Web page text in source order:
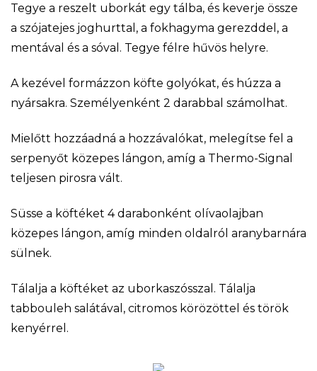
Tegye a reszelt uborkát egy tálba, és keverje össze
a szójatejes joghurttal, a fokhagyma gerezddel, a
mentával és a sóval. Tegye félre hűvös helyre.
A kezével formázzon köfte golyókat, és húzza a
nyársakra. Személyenként 2 darabbal számolhat.
Mielőtt hozzáadná a hozzávalókat, melegítse fel a
serpenyőt közepes lángon, amíg a Thermo-Signal
teljesen pirosra vált.
Süsse a köftéket 4 darabonként olívaolajban
közepes lángon, amíg minden oldalról aranybarnára
sülnek.
Tálalja a köftéket az uborkaszósszal. Tálalja
tabbouleh salátával, citromos körözöttel és török
kenyérrel.